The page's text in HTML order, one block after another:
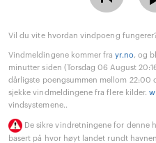
Vil du vite hvordan vindpoeng
Vindmeldingene kommer frayr.no, og
minutter siden (Torsdag 06 August
dårligste poengsummen mellom 22:00
sjekke vindmeldingene fra flere kilder.
vindsystemene..
De sikre vindretningene for denne
basert på hvor høyt landet rundt